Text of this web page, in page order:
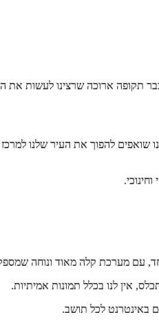
תקופה ארוכה שרצינו לעשות את
שואפים להפוך את העיר שלנו
עם מערכת קלה מאוד ונוחה
באינטרנט לכל תושב.